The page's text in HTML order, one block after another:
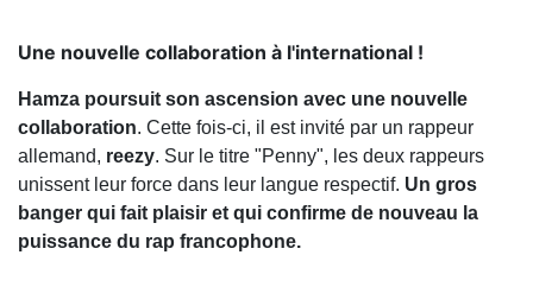
Une nouvelle collaboration à l'international !
Hamza poursuit son ascension avec une nouvelle
collaboration. Cette fois-ci, il est invité par un rappeur
allemand, reezy. Sur le titre "Penny", les deux rappeurs
unissent leur force dans leur langue respectif. Un gros
banger qui fait plaisir et qui confirme de nouveau la
puissance du rap francophone.